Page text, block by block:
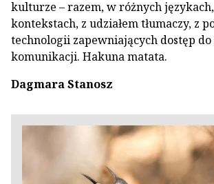
kulturze – razem, w różnych
kontekstach, z udziałem tłumaczy, z
technologii zapewniających dostęp
komunikacji. Hakuna matata.
Dagmara Stanosz